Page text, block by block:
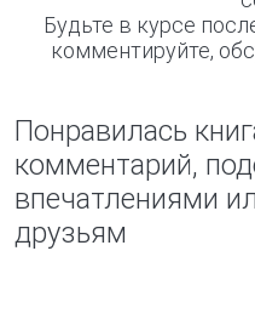
Будьте в курсе
комментируйте,
Понравилась
комментарий,
впечатлениями
друзьям